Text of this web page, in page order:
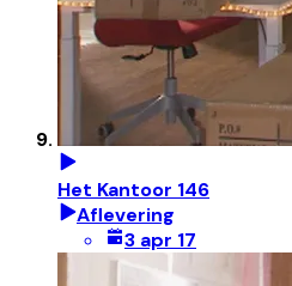
Het Kantoor 146
Aflevering
3 apr 17